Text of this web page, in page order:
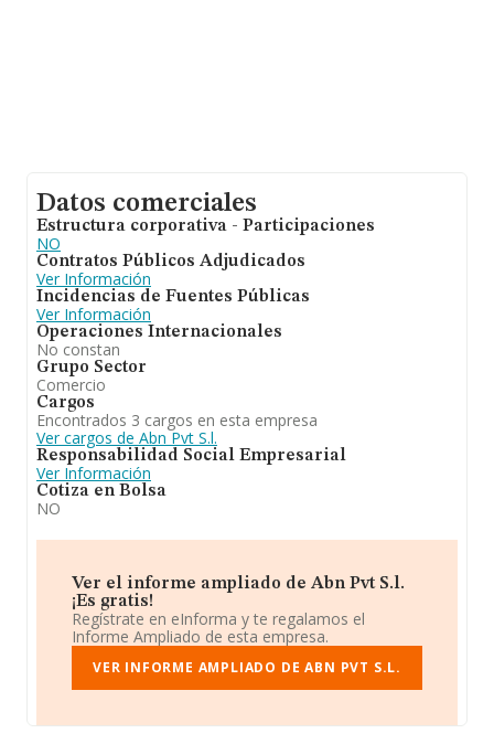
Datos comerciales
Estructura corporativa - Participaciones
NO
Contratos Públicos Adjudicados
Ver Información
Incidencias de Fuentes Públicas
Ver Información
Operaciones Internacionales
No constan
Grupo Sector
Comercio
Cargos
Encontrados 3 cargos en esta empresa
Ver cargos de Abn Pvt S.l.
Responsabilidad Social Empresarial
Ver Información
Cotiza en Bolsa
NO
Ver el informe ampliado de Abn Pvt S.l.
¡Es gratis!
Regístrate en eInforma y te regalamos el
Informe Ampliado de esta empresa.
VER INFORME AMPLIADO DE ABN PVT S.L.